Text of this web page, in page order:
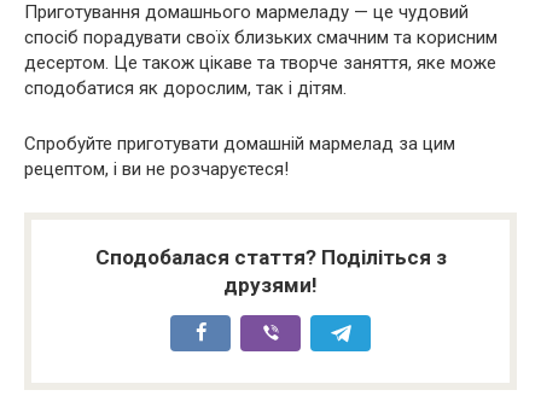
Приготування домашнього мармеладу — це чудовий
спосіб порадувати своїх близьких смачним та корисним
десертом. Це також цікаве та творче заняття, яке може
сподобатися як дорослим, так і дітям.
Спробуйте приготувати домашній мармелад за цим
рецептом, і ви не розчаруєтеся!
Сподобалася стаття? Поділіться з
друзями!